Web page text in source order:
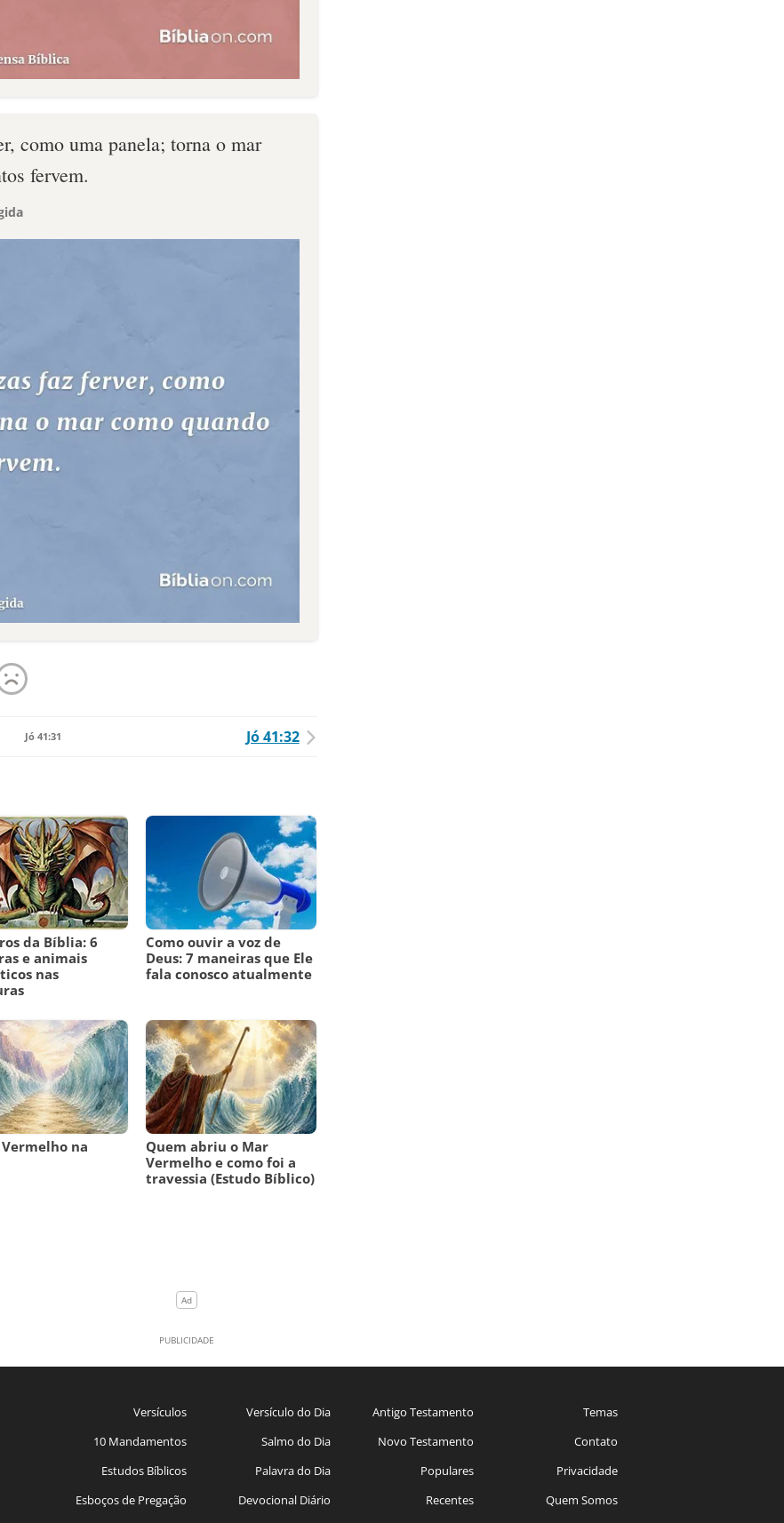
como uma panela; torna o mar
fervem.
Jó 41:31 Jó 41:32
da Bíblia: 6
e animais
nas
Como ouvir a voz de
Deus: 7 maneiras que Ele
fala conosco atualmente
na
Quem abriu o Mar
Vermelho e como foi a
travessia (Estudo Bíblico)
Versículos
10 Mandamentos
Estudos Bíblicos
Esboços de Pregação
Versículo do Dia
Salmo do Dia
Palavra do Dia
Devocional Diário
Antigo Testamento
Novo Testamento
Populares
Recentes
Temas
Contato
Privacidade
Quem Somos